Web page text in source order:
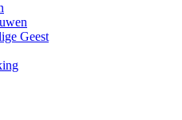
Geest